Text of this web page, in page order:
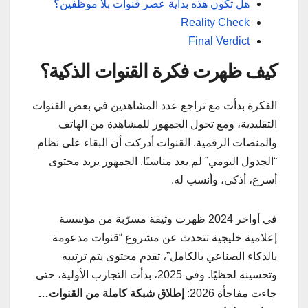
هل تكون هذه بداية عصر قنوات بلا موظفين؟
Reality Check
Final Verdict
كيف ظهرت فكرة القنوات الذكية؟
الفكرة بدأت مع تراجع عدد المشاهدين في بعض القنوات
التقليدية، ومع تحول الجمهور للمشاهدة من الهاتف
والمنصات الرقمية. القنوات أدركت أن البقاء على نظام
“الجدول اليومي” لم يعد مناسبًا. الجمهور يريد محتوى
أسرع، أذكى، وأنسب له.
في أواخر 2024 ظهرت وثيقة مسرّبة من مؤسسة
إعلامية خليجية تتحدث عن مشروع “قنوات مدعومة
بالذكاء الصناعي بالكامل”، تقدم محتوى يتم ترتيبه
وتحسينه لحظيًا. وفي 2025، بدأت التجارب الأولية، حتى
جاءت مفاجأة 2026:
إطلاق شبكة كاملة من القنوات…